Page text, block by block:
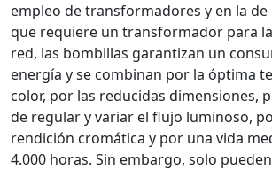
empleo de transformadores y en la
que requiere un transformador para
red, las bombillas garantizan un
energía y se combinan por la óptima
color, por las reducidas dimensiones,
de regular y variar el flujo luminoso,
rendición cromática y por una vida
4.000 horas. Sin embargo, solo